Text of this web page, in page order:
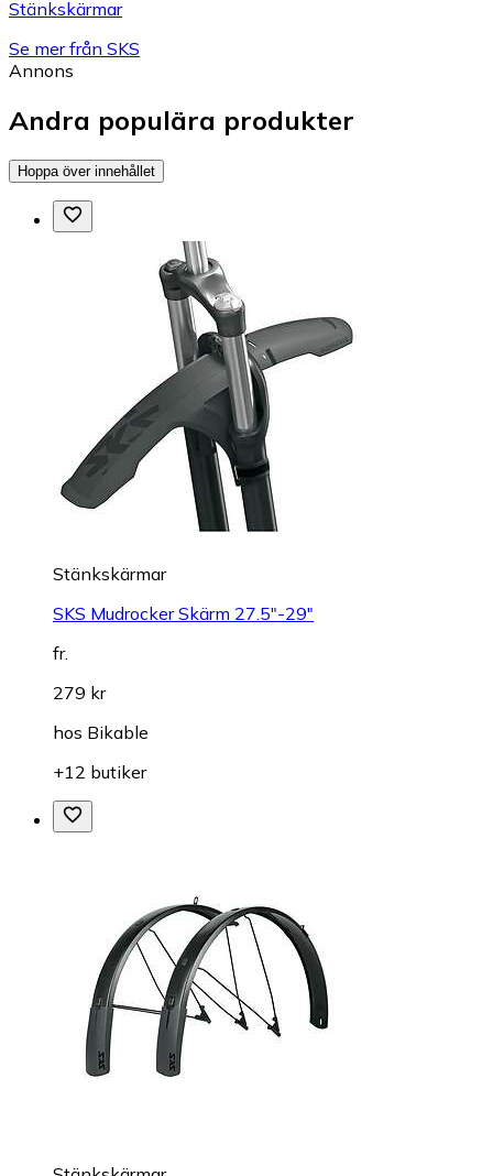
Stänkskärmar
Se mer från SKS
Annons
Andra populära produkter
Hoppa över innehållet
Stänkskärmar
SKS Mudrocker Skärm 27.5"-29"
fr.
279 kr
hos Bikable
+12 butiker